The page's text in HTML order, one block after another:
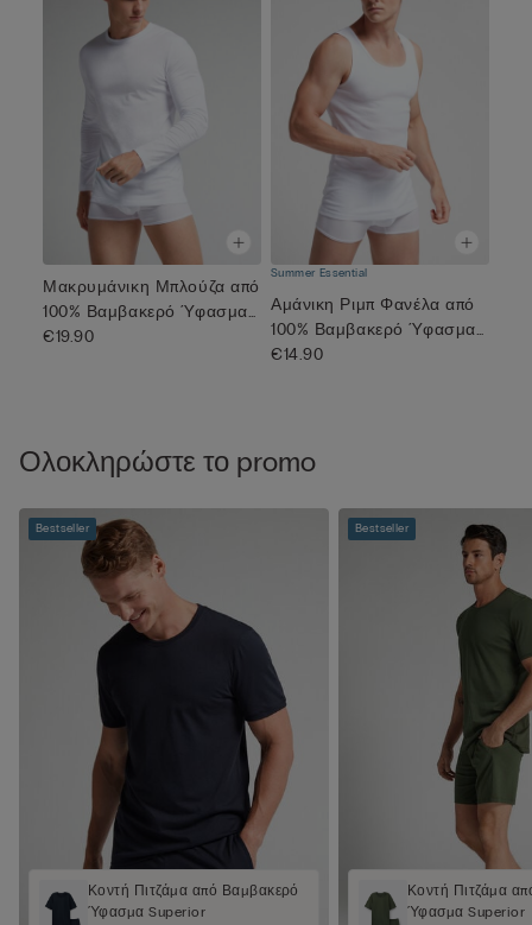
Μακρυμάνικη Μπλούζα από
100% Βαμβακερό Ύφασμα
Supe...
€19.90
Summer Essential
Αμάνικη Ριμπ Φανέλα από
100% Βαμβακερό Ύφασμα
Supe...
€14.90
Ολοκληρώστε το promo
Bestseller
Κοντή Πιτζάμα από Βαμβακερό
Ύφασμα Superior
Bestseller
Κοντή Πιτζάμα
Ύφασμα Superior